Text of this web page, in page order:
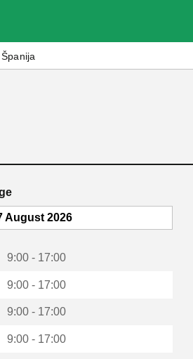
August 2026
9:00 - 17:00
9:00 - 17:00
9:00 - 17:00
9:00 - 17:00